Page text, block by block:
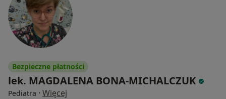
Bezpieczne płatności
lek. MAGDALENA BONA-MICHALCZUK
Pediatra · Więcej